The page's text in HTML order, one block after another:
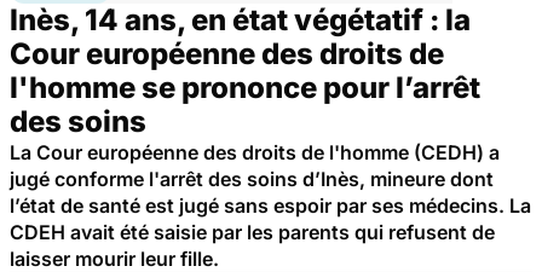
Inès, 14 ans, en état végétatif : la
Cour européenne des droits de
l'homme se prononce pour l’arrêt
des soins
La Cour européenne des droits de l'homme (CEDH) a
jugé conforme l'arrêt des soins d’Inès, mineure dont
l’état de santé est jugé sans espoir par ses médecins. La
CDEH avait été saisie par les parents qui refusent de
laisser mourir leur fille.